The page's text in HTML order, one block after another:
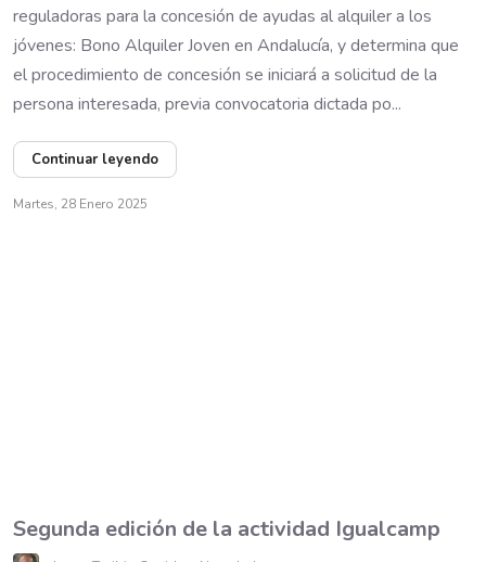
reguladoras para la concesión de ayudas al alquiler a los
jóvenes: Bono Alquiler Joven en Andalucía, y determina que
el procedimiento de concesión se iniciará a solicitud de la
persona interesada, previa convocatoria dictada po...
Continuar leyendo
Martes, 28 Enero 2025
Segunda edición de la actividad Igualcamp